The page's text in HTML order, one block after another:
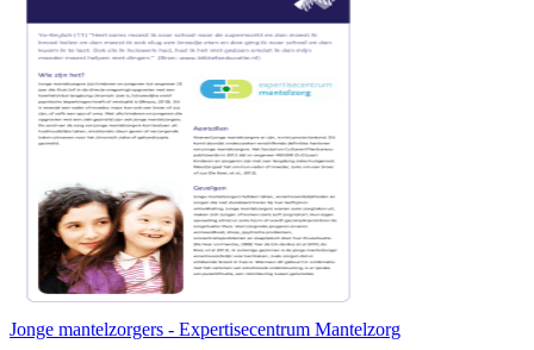
Jonge mantelzorgers - Expertisecentrum Mantelzorg